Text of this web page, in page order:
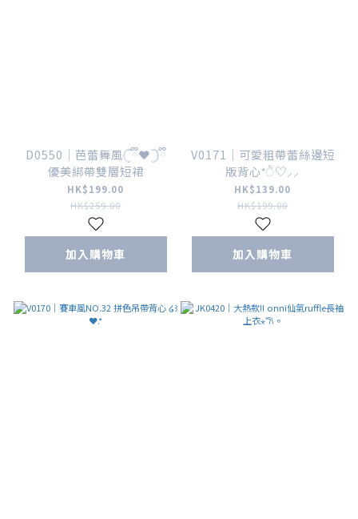
D0550｜芭蕾舞風𓊆ྀི❤︎𓊇ྀི
優美綁帶雙層短裙
HK$199.00
HK$259.00
加入購物車
V0171｜可愛粗帶蕾絲邊短
版背心*ੈ♡⸝⸝
HK$139.00
HK$199.00
加入購物車